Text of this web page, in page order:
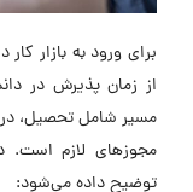
برای ورود به بازار
از زمان پذیرش در
مسیر شامل تحصیل،
مجوزهای لازم است.
توضیح داده می‌شود: